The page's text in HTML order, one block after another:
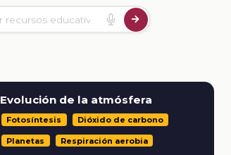
Evolución de la atmósfera
Fotosíntesis Dióxido de carbono
Planetas Respiración aerobia